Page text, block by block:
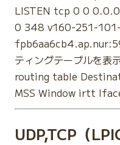
LISTEN tcp 0 0
0 348 v160-251-
ティングテーブルを
routing table
MSS Window irtt
UDP,TCP（